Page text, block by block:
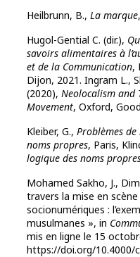
Heilbrunn, B., La marque
Hugol-Gential C. (dir.),
savoirs alimentaires à
et de la Communication,
Dijon, 2021. Ingram L.,
(2020), Neolocalism and
Movement, Oxford,
Kleiber, G., Problèmes
noms propres, Paris,
logique des noms
Mohamed Sakho, J.,
travers la mise en
socionumériques :
musulmanes », in
mis en ligne le 15
https://doi.org/10.4000/